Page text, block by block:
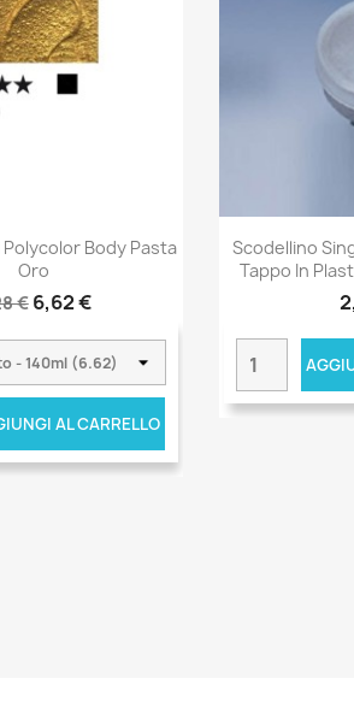
Polycolor Body Pasta
Oro
€ 6,62 €
AL CARRELLO
Scodellino
Tappo In